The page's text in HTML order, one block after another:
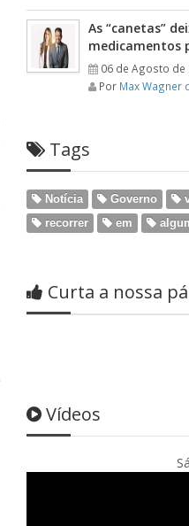
As “canetas”
medicamentos
06 de Agosto de
Por Max Wagner
Tags
Notícia Governo
recorrer
em
Curta a nossa
Vídeos